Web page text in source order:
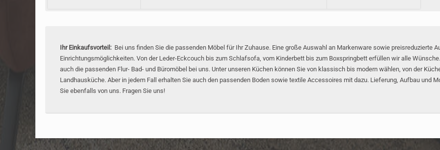
Ihr Einkaufsvorteil: Bei uns finden Sie die passenden Möbel für Ihr Zuhause. Eine große Auswahl an Markenware sowie preisreduzierte
Einrichtungsmöglichkeiten. Von der Leder-Eckcouch bis zum Schlafsofa, vom Kinderbett bis zum Boxspringbett erfüllen wir alle
auch die passenden Flur- Bad- und Büromöbel bei uns. Unter unseren Küchen können Sie von klassisch bis modern wählen, von der
Landhausküche. Aber in jedem Fall erhalten Sie auch den passenden Boden sowie textile Accessoires mit dazu. Lieferung, Aufbau und
Sie ebenfalls von uns. Fragen Sie uns!